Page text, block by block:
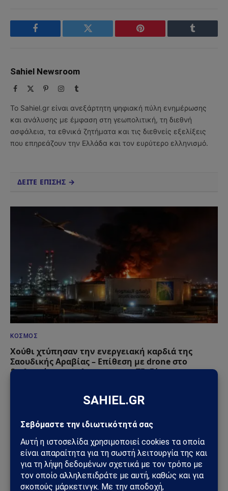
Facebook Twitter Pinterest Tumblr
Sahiel Newsroom
Facebook PinterestInstagram
Tumblr
Το Sahiel.gr είναι ανεξάρτητη ψηφιακή πύλη ενημέρωσης
και ανάλυσης με έμφαση στη γεωπολιτική, τη διεθνή
ασφάλεια, τα εθνικά ζητήματα και τις διεθνείς εξελίξεις
που επηρεάζουν την Ελλάδα και τον ευρύτερο ελληνισμό.
ΔΕΙΤΕ ΕΠΙΣΗΣ →
ΚΌΣΜΟΣ
Χούθι χτύπησαν την ενεργειακή καρδιά της
Σαουδικής Αραβίας – Επίθεση με drone στο
διυλιστήριο της Aramco στην Τζαζάν